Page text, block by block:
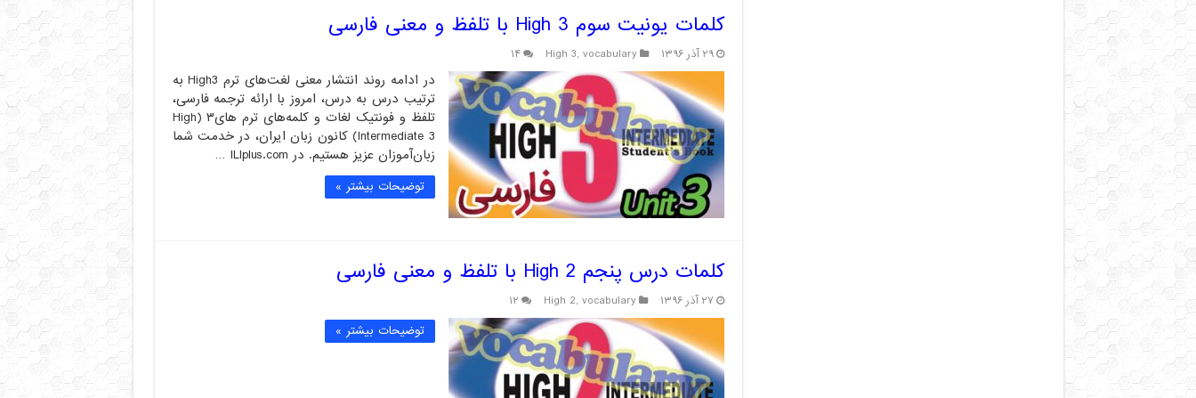
کلمات یونیت سوم High 3 با تلفظ و معنی فارسی
۲۹ آذر ۱۳۹۶ High 3, vocabulary ۱۴
در ادامه روند انتشار معنی لغت‌های ترم High3 به
ترتیب درس به درس، امروز با ارائه ترجمه فارسی،
تلفظ و فونتیک لغات و کلمه‌های ترم های۳ (High
Intermediate 3) کانون زبان ایران، در خدمت شما
زبان‌آموزان عزیز هستیم. در ILIplus.com …
توضیحات بیشتر »
کلمات درس پنجم High 2 با تلفظ و معنی فارسی
۲۷ آذر ۱۳۹۶ High 2, vocabulary ۱۲
توضیحات بیشتر »